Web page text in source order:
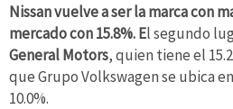
Nissan vuelve a ser la marca con
mercado con 15.8%. El segundo
General Motors, quien tiene el
que Grupo Volkswagen se ubica
10.0%.